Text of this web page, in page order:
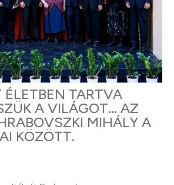
ÉLETBEN TARTVA
A VILÁGOT… AZ
MIHÁLY A
KÖZÖTT.